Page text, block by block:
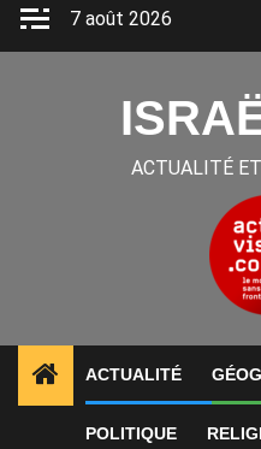
Aller
7 août 2026
ACTUALITÉ
ACTUALITÉ
POLITIQUE
International